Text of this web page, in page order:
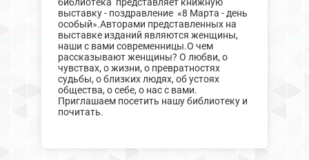
библиотека представляет книжную
выставку - поздравление «8 Марта - день
особый».Авторами представленных на
выставке изданий являются женщины,
наши с вами современницы.О чем
рассказывают женщины? О любви, о
чувствах, о жизни, о превратностях
судьбы, о близких людях, об устоях
общества, о себе, о нас с вами.
Приглашаем посетить нашу библиотеку и
почитать.